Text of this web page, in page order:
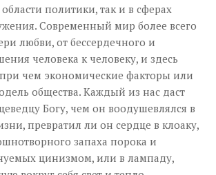
политики, так и в сферах
Современный мир более всего
любви, от бессердечного и
человека к человеку, и здесь
чем экономические факторы или
общества. Каждый из нас даст
Богу, чем он воодушевлялся в
превратил ли он сердце в клоаку,
запаха порока и
цинизмом, или в лампаду,